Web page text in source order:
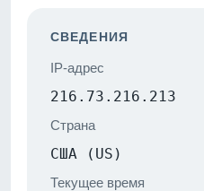
СВЕДЕНИЯ
IP-адрес
216.73.216.213
Страна
США (US)
Текущее время